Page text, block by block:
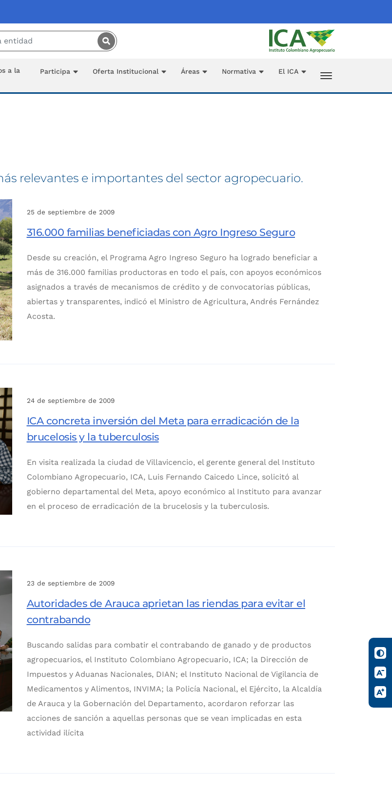
a la
Participa Oferta Institucional Áreas Normativa El ICA
relevantes e importantes del sector agropecuario.
25 de septiembre de 2009
316.000 familias beneficiadas con Agro Ingreso Seguro
Desde su creación, el Programa Agro Ingreso Seguro ha logrado beneficiar a
más de 316.000 familias productoras en todo el país, con apoyos económicos
asignados a través de mecanismos de crédito y de convocatorias públicas,
abiertas y transparentes, indicó el Ministro de Agricultura, Andrés Fernández
Acosta.
24 de septiembre de 2009
ICA concreta inversión del Meta para erradicación de la
brucelosis y la tuberculosis
En visita realizada la ciudad de Villavicencio, el gerente general del Instituto
Colombiano Agropecuario, ICA, Luis Fernando Caicedo Lince, solicitó al
gobierno departamental del Meta, apoyo económico al Instituto para avanzar
en el proceso de erradicación de la brucelosis y la tuberculosis.
23 de septiembre de 2009
Autoridades de Arauca aprietan las riendas para evitar el
contrabando
Buscando salidas para combatir el contrabando de ganado y de productos
agropecuarios, el Instituto Colombiano Agropecuario, ICA; la Dirección de
Impuestos y Aduanas Nacionales, DIAN; el Instituto Nacional de Vigilancia de
Medicamentos y Alimentos, INVIMA; la Policía Nacional, el Ejército, la Alcaldía
de Arauca y la Gobernación del Departamento, acordaron reforzar las
acciones de sanción a aquellas personas que se vean implicadas en esta
actividad ilícita